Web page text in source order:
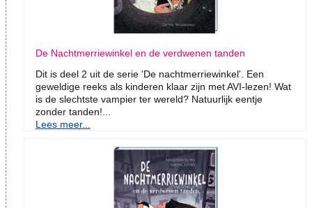
De Nachtmerriewinkel en de verdwenen tanden
Dit is deel 2 uit de serie 'De nachtmerriewinkel'. Een
geweldige reeks als kinderen klaar zijn met AVI-lezen! Wat
is de slechtste vampier ter wereld? Natuurlijk eentje
zonder tanden!...
Lees meer...